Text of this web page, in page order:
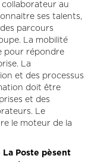
au
ses talents,
parcours
La mobilité
pour répondre
La
et des processus
doit être
et des
Le
le moteur de la
La Poste pèsent